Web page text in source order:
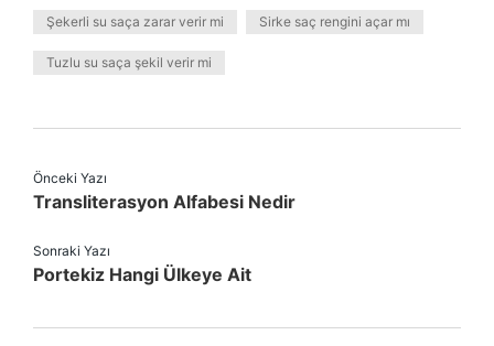
Şekerli su saça zarar verir mi Sirke saç rengini açar mı
Tuzlu su saça şekil verir mi
Önceki Yazı
Transliterasyon Alfabesi Nedir
Sonraki Yazı
Portekiz Hangi Ülkeye Ait